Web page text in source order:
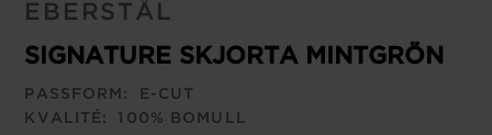
EBERSTÅL
SIGNATURE SKJORTA MINTGRÖN
PASSFORM:
E-CUT
KVALITÉ:
100% BOMULL